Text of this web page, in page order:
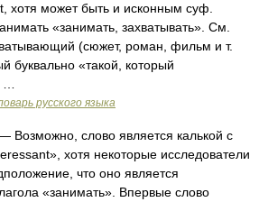
хотя может быть и исконным суф.
«занимать, захватывать». См.
(сюжет, роман, фильм и т.
буквально «такой, который
русского языка
Возможно, слово является калькой с
хотя некоторые исследователи
что оно является
«занимать». Впервые слово